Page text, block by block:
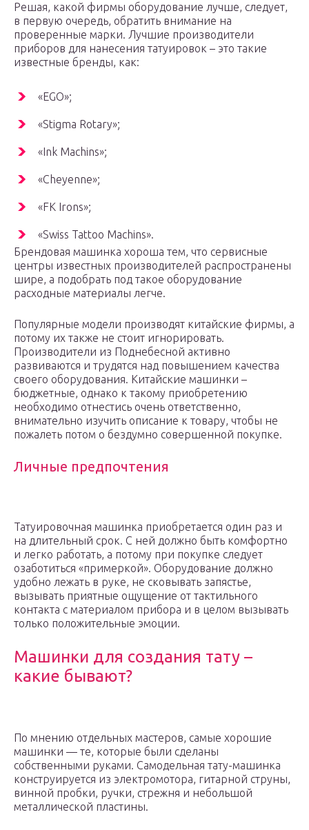
Решая, какой фирмы оборудование лучше, следует,
в первую очередь, обратить внимание на
проверенные марки. Лучшие производители
приборов для нанесения татуировок – это такие
известные бренды, как:
«EGO»;
«Stigma Rotary»;
«Ink Machins»;
«Cheyenne»;
«FK Irons»;
«Swiss Tattoo Machins».
Брендовая машинка хороша тем, что сервисные
центры известных производителей распространены
шире, а подобрать под такое оборудование
расходные материалы легче.
Популярные модели производят китайские фирмы, а
потому их также не стоит игнорировать.
Производители из Поднебесной активно
развиваются и трудятся над повышением качества
своего оборудования. Китайские машинки –
бюджетные, однако к такому приобретению
необходимо отнестись очень ответственно,
внимательно изучить описание к товару, чтобы не
пожалеть потом о бездумно совершенной покупке.
Личные предпочтения
Татуировочная машинка приобретается один раз и
на длительный срок. С ней должно быть комфортно
и легко работать, а потому при покупке следует
озаботиться «примеркой». Оборудование должно
удобно лежать в руке, не сковывать запястье,
вызывать приятные ощущение от тактильного
контакта с материалом прибора и в целом вызывать
только положительные эмоции.
Машинки для создания тату –
какие бывают?
По мнению отдельных мастеров, самые хорошие
машинки — те, которые были сделаны
собственными руками. Самодельная тату-машинка
конструируется из электромотора, гитарной струны,
винной пробки, ручки, стрежня и небольшой
металлической пластины.